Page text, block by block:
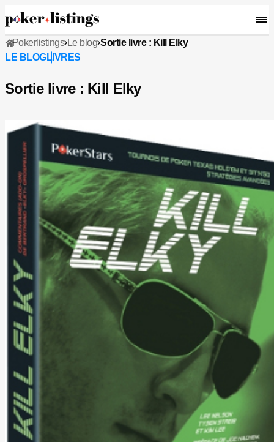
Pokerlistings Le blog Sortie livre : Kill Elky
LE BLOGLIVRES
Sortie livre : Kill Elky